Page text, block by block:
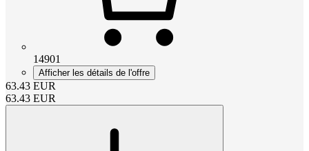
14901
Afficher les détails de l'offre
63.43 EUR
63.43 EUR